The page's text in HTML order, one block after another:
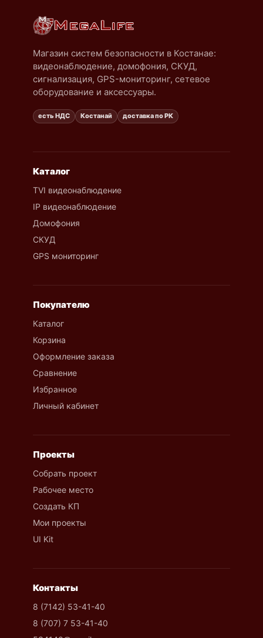
Магазин систем безопасности в Костанае:
видеонаблюдение, домофония, СКУД,
сигнализация, GPS-мониторинг, сетевое
оборудование и аксессуары.
есть НДС Костанай доставка по РК
Каталог
TVI видеонаблюдение
IP видеонаблюдение
Домофония
СКУД
GPS мониторинг
Покупателю
Каталог
Корзина
Оформление заказа
Сравнение
Избранное
Личный кабинет
Проекты
Собрать проект
Рабочее место
Создать КП
Мои проекты
UI Kit
Контакты
8 (7142) 53-41-40
8 (707) 7 53-41-40